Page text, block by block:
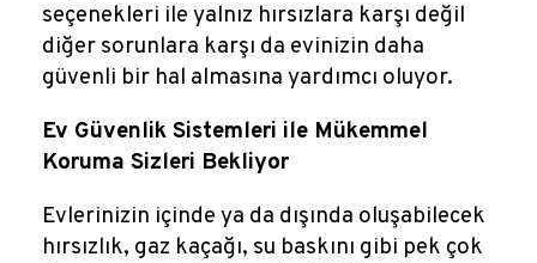
seçenekleri ile yalnız hırsızlara karşı değil
diğer sorunlara karşı da evinizin daha
güvenli bir hal almasına yardımcı oluyor.
Ev Güvenlik Sistemleri ile Mükemmel
Koruma Sizleri Bekliyor
Evlerinizin içinde ya da dışında oluşabilecek
hırsızlık, gaz kaçağı, su baskını gibi pek çok